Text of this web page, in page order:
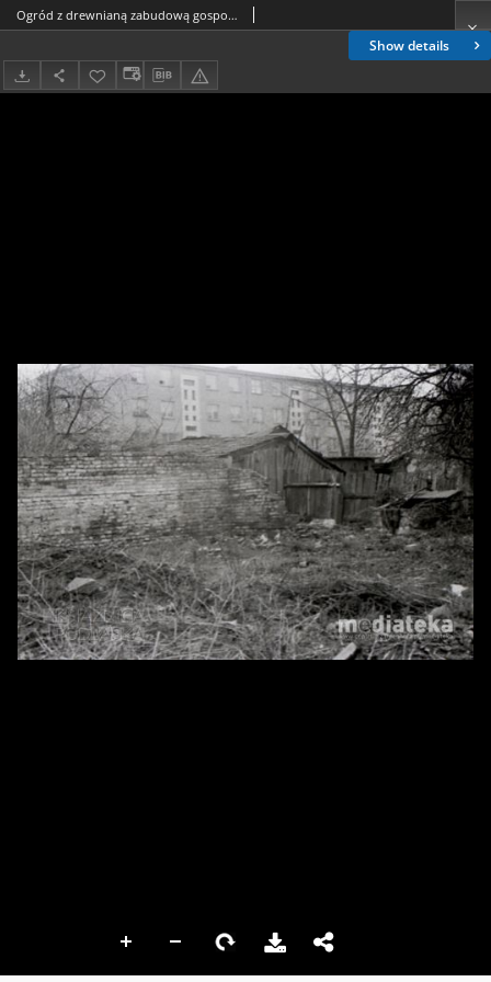
Show details
Ogród z drewnianą zabudową gospodarczą, Białystok, druga połowa lat 70. XX w., fot. ze zbiorów Andrzeja Trzcińskiego